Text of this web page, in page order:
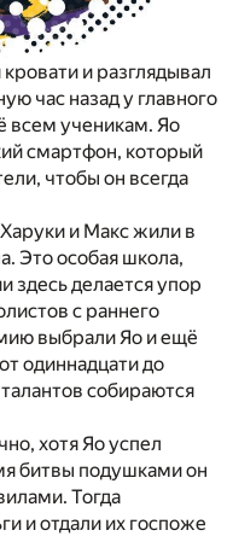
и разглядывал
час назад у главного
всем ученикам. Яо
смартфон, который
чтобы он всегда
и Макс жили в
Это особая школа,
здесь делается упор
с раннего
выбрали Яо и ещё
одиннадцати до
собираются
хотя Яо успел
битвы подушками он
Тогда
и отдали их госпоже